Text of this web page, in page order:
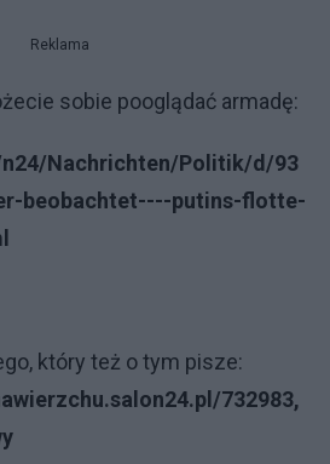
Reklama
sobie pooglądać armadę:
n24/Nachrichten/Politik/d/93
beobachtet----putins-flotte-
który też o tym pisze:
732983,